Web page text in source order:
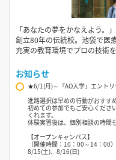
「あなたの夢をかなえよう。」
創立80年の伝統校。池袋で医
充実の教育環境でプロの技術
お知らせ
★6/1(月)～『AO入学』エントリ
進路選択は早めの行動がおすす
初めての参加でもご安心くださ
くれます。
体験実習後は、個別相談の時間
【オープンキャンパス】
（開催時間：10：00～14：00）
8/15(土)、8/16(日)